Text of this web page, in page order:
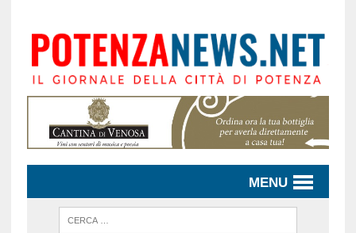
MENU